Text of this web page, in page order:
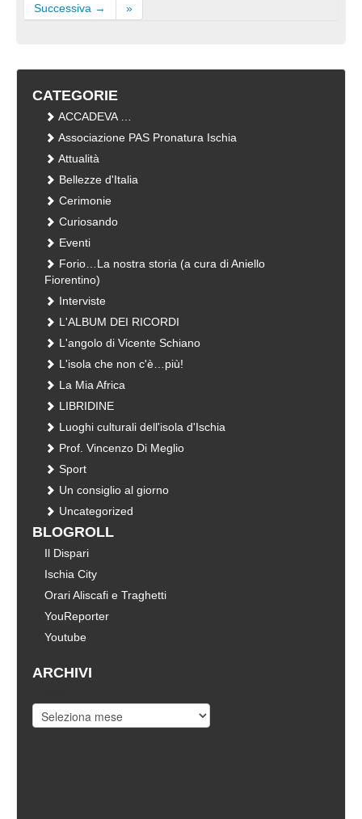
Successiva →
»
CATEGORIE
ACCADEVA …
Associazione PAS Pronatura Ischia
Attualità
Bellezze d'Italia
Cerimonie
Curiosando
Eventi
Forio…La nostra storia (a cura di Aniello
Fiorentino)
Interviste
L'ALBUM DEI RICORDI
L'angolo di Vicente Schiano
L'isola che non c'è…più!
La Mia Africa
LIBRIDINE
Luoghi culturali dell'isola d'Ischia
Prof. Vincenzo Di Meglio
Sport
Un consiglio al giorno
Uncategorized
BLOGROLL
Il Dispari
Ischia City
Orari Aliscafi e Traghetti
YouReporter
Youtube
ARCHIVI